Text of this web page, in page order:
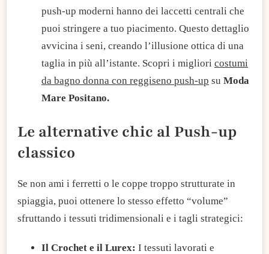
push-up moderni hanno dei laccetti centrali che
puoi stringere a tuo piacimento. Questo dettaglio
avvicina i seni, creando l’illusione ottica di una
taglia in più all’istante. Scopri i migliori costumi
da bagno donna con reggiseno push-up su Moda
Mare Positano.
Le alternative chic al Push-up
classico​
Se non ami i ferretti o le coppe troppo strutturate in
spiaggia, puoi ottenere lo stesso effetto “volume”
sfruttando i tessuti tridimensionali e i tagli strategici:
​Il Crochet e il Lurex: I tessuti lavorati e